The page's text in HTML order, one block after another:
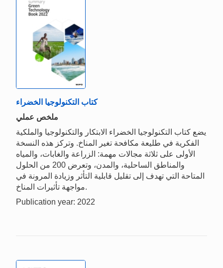
كتاب التكنولوجيا الخضراء
ملخص عملي
يضع كتاب التكنولوجيا الخضراء الابتكار والتكنولوجيا والملكية
الفكرية في طليعة مكافحة تغير المناخ. وتركز هذه النسخة
الأولى على ثلاثة مجالات مهمة: الزراعة والغابات، والمياه
والمناطق الساحلية، والمدن، وتعرض 200 من الحلول
المتاحة التي تهدف إلى تقليل قابلية التأثر وزيادة المرونة في
مواجهة تأثيرات المناخ.
Publication year: 2022